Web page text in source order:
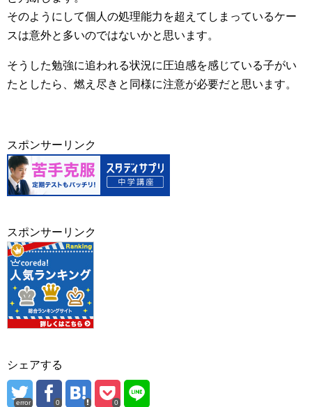
そのようにして個人の処理能力を超えてしまっているケー
スは意外と多いのではないかと思います。
そうした勉強に追われる状況に圧迫感を感じている子がい
たとしたら、燃え尽きと同様に注意が必要だと思います。
スポンサーリンク
スポンサーリンク
シェアする
error 0 0